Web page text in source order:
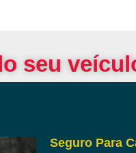
seu
Seguro Para